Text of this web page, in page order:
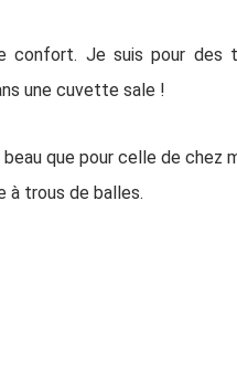
confort. Je suis pour
une cuvette sale !
que pour celle de chez
à trous de balles.